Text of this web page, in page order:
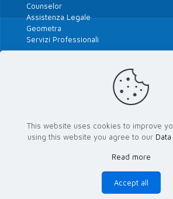
Counselor
Assistenza Legale
Geometra
Servizi Professionali
Le Banche del Territorio
Area riservata Attivisti
This website uses cookies to improve
using this website you agree to our
Read more
Accept all